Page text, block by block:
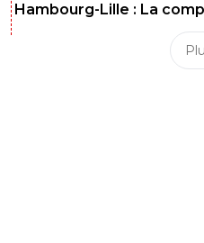
Hambourg-Lille : La